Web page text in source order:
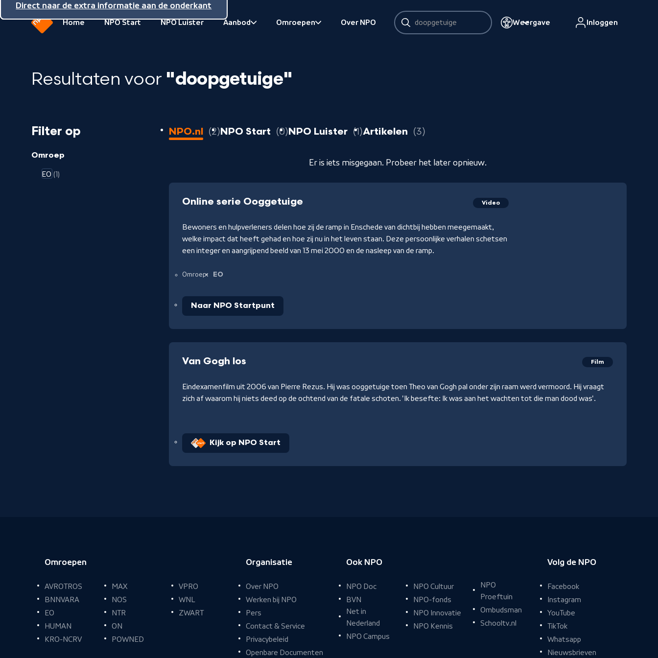
Direct naar de inhoud
Direct naar de hoofdnavigatie
Direct naar de extra informatie aan de onderkant
van
NPO
Home NPO Start NPO Luister
Aanbod
Omroepen
Over NPO
Zoeken
Zoeken
Weergave Inloggen
Resultaten voor "doopgetuige"
Filter op
Omroep
EO (1)
2
resultaten
NPO.nl 2 resultaten
NPO Start 0 resultaten
NPO Luister 1 resultaten
Artikelen 3
Er is iets misgegaan. Probeer het later opnieuw.
Online serie Ooggetuige Video
Bewoners en hulpverleners delen hoe zij de ramp in Enschede van dichtbij hebben meegemaakt,
welke impact dat heeft gehad en hoe zij nu in het leven staan. Deze persoonlijke verhalen schetsen
een integer en aangrijpend beeld van 13 mei 2000 en de nasleep van de ramp.
Omroep: EO
Naar NPO Startpunt
Van Gogh los Film
Eindexamenfilm uit 2006 van Pierre Rezus. Hij was ooggetuige toen Theo van Gogh pal onder zijn raam werd vermoord. Hij vraagt
zich af waarom hij niets deed op de ochtend van de fatale schoten. 'Ik besefte: Ik was aan het wachten tot die man dood was'.
Kijk op NPO Start
Voettekst
Omroepen
AVROTROS
BNNVARA
EO
HUMAN
KRO-NCRV
MAX
NOS
NTR
ON
POWNED
VPRO
WNL
ZWART
Organisatie
Over NPO
Werken bij NPO
Pers
Contact & Service
Privacybeleid
Openbare Documenten
Ook NPO
NPO Doc
BVN
Net in
Nederland
NPO Campus
NPO Cultuur
NPO-fonds
NPO Innovatie
NPO Kennis
NPO
Proeftuin
Ombudsman
Schooltv.nl
Volg de NPO
Facebook
Instagram
YouTube
TikTok
Whatsapp
Nieuwsbrieven